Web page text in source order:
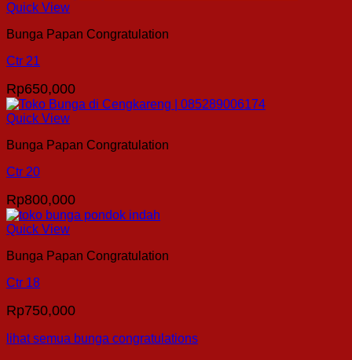
Quick View
Bunga Papan Congratulation
Ctr 21
Rp650,000
Quick View
Bunga Papan Congratulation
Ctr 20
Rp800,000
Quick View
Bunga Papan Congratulation
Ctr 18
Rp750,000
lihat semua bunga congratulations